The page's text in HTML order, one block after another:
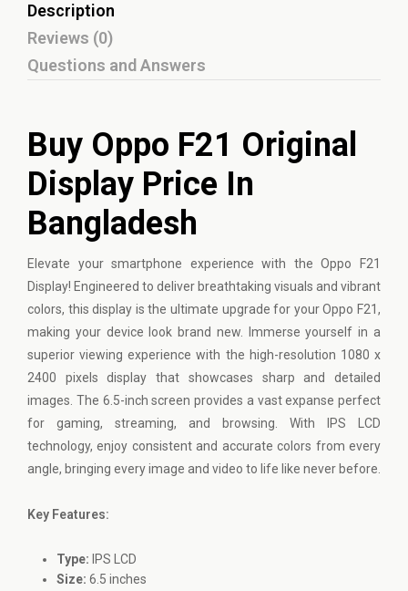
Description
Reviews (0)
Questions and Answers
Buy Oppo F21 Original
Display Price In
Bangladesh
Elevate your smartphone experience with theOppo F21
Display! Engineered to deliver breathtaking visuals and vibrant
colors, this display is the ultimate upgrade for your Oppo F21,
making your device look brand new. Immerse yourself in a
superior viewing experience with the high-resolution 1080 x
2400 pixels display that showcases sharp and detailed
images. The 6.5-inch screen provides a vast expanse perfect
for gaming, streaming, and browsing. With IPS LCD
technology, enjoy consistent and accurate colors from every
angle, bringing every image and video to life like never before.
Key Features:
Type: IPS LCD
Size: 6.5 inches